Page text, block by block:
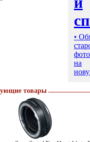
•
на
товары